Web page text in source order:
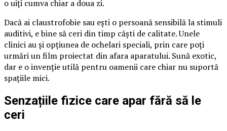
o uiți cumva chiar a doua zi.
Dacă ai claustrofobie sau ești o persoană sensibilă la stimuli
auditivi, e bine să ceri din timp căști de calitate. Unele
clinici au și opțiunea de ochelari speciali, prin care poți
urmări un film proiectat din afara aparatului. Sună exotic,
dar e o invenție utilă pentru oamenii care chiar nu suportă
spațiile mici.
Senzațiile fizice care apar fără să le
ceri